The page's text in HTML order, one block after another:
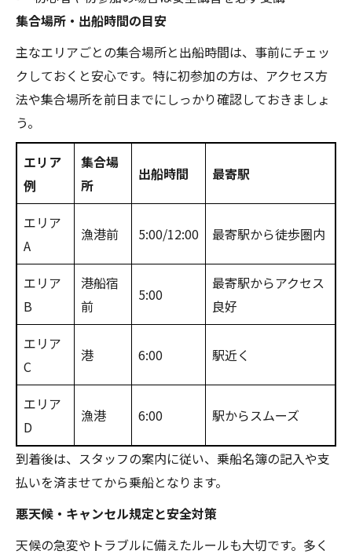
集合場所・出船時間の目安
主なエリアごとの集合場所と出船時間は、事前にチェッ
クしておくと安心です。特に初参加の方は、アクセス方
法や集合場所を前日までにしっかり確認しておきましょ
う。
エリア
例
集合場
所
出船時間 最寄駅
エリア
A
漁港前 5:00/12:00 最寄駅から徒歩圏内
エリア
B
港船宿
前
5:00
最寄駅からアクセス
良好
エリア
C
港 6:00 駅近く
エリア
D
漁港 6:00 駅からスムーズ
到着後は、スタッフの案内に従い、乗船名簿の記入や支
払いを済ませてから乗船となります。
悪天候・キャンセル規定と安全対策
天候の急変やトラブルに備えたルールも大切です。多く